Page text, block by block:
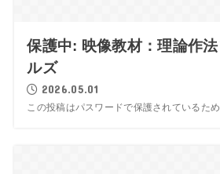
保護中: 映像教材：理論作
ルズ
2026.05.01
この投稿はパスワードで保護されているた